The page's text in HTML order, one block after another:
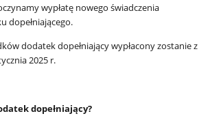
wypłatę nowego świadczenia
dopełniającego.
dodatek dopełniający wypłacony zostanie z
2025 r.
dopełniający?